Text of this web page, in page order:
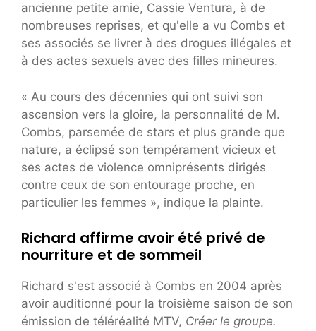
ancienne petite amie, Cassie Ventura, à de
nombreuses reprises, et qu'elle a vu Combs et
ses associés se livrer à des drogues illégales et
à des actes sexuels avec des filles mineures.
« Au cours des décennies qui ont suivi son
ascension vers la gloire, la personnalité de M.
Combs, parsemée de stars et plus grande que
nature, a éclipsé son tempérament vicieux et
ses actes de violence omniprésents dirigés
contre ceux de son entourage proche, en
particulier les femmes », indique la plainte.
Richard affirme avoir été privé de
nourriture et de sommeil
Richard s'est associé à Combs en 2004 après
avoir auditionné pour la troisième saison de son
émission de téléréalité MTV, Créer le groupe.